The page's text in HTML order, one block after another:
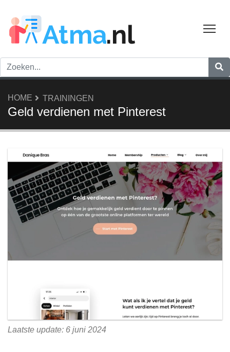
HOME TRAININGEN
Geld verdienen met Pinterest
Laatste update: 6 juni 2024